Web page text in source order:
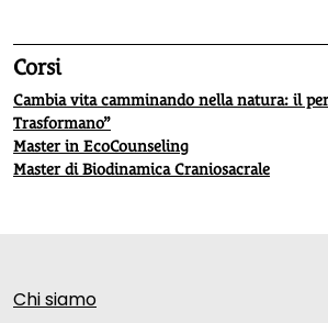
Corsi
Cambia vita camminando nella natura: il
Trasformano”
Master in EcoCounseling
Master di Biodinamica Craniosacrale
Chi siamo